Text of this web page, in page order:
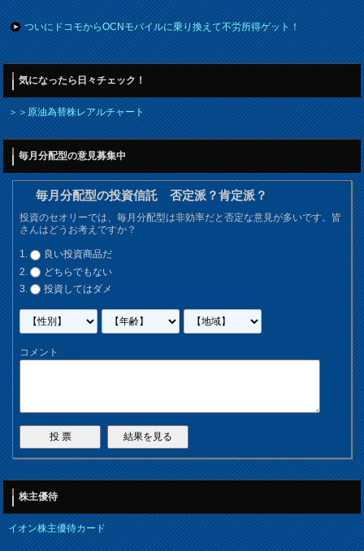
ついにドコモからOCNモバイルに乗り換えて不労所得ゲット！
気になったら日々チェック！
＞＞原油為替株レアルチャート
毎月分配型の意見募集中
毎月分配型の投資信託 否定派？肯定派？
投資のセオリーでは、毎月分配型は非効率だと否定な意見が多いです。皆
さんはどうお考えですか？
良い投資商品だ
どちらでもない
投資してはダメ
コメント
株主優待
イオン株主優待カード